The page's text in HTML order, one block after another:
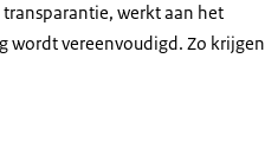
werkt aan het
wordt vereenvoudigd. Zo krijgen